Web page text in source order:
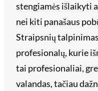
stengiamės išlaikyti
nei kiti panašaus
Straipsnių
profesionalų, kurie
tai profesionaliai,
valandas, tačiau